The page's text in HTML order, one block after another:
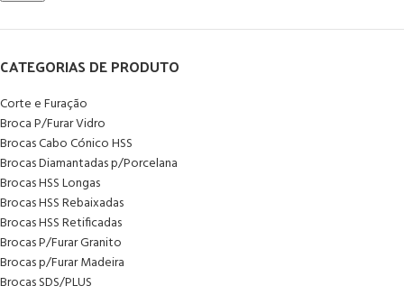
CATEGORIAS DE PRODUTO
Corte e Furação
Broca P/Furar Vidro
Brocas Cabo Cónico HSS
Brocas Diamantadas p/Porcelana
Brocas HSS Longas
Brocas HSS Rebaixadas
Brocas HSS Retificadas
Brocas P/Furar Granito
Brocas p/Furar Madeira
Brocas SDS/PLUS